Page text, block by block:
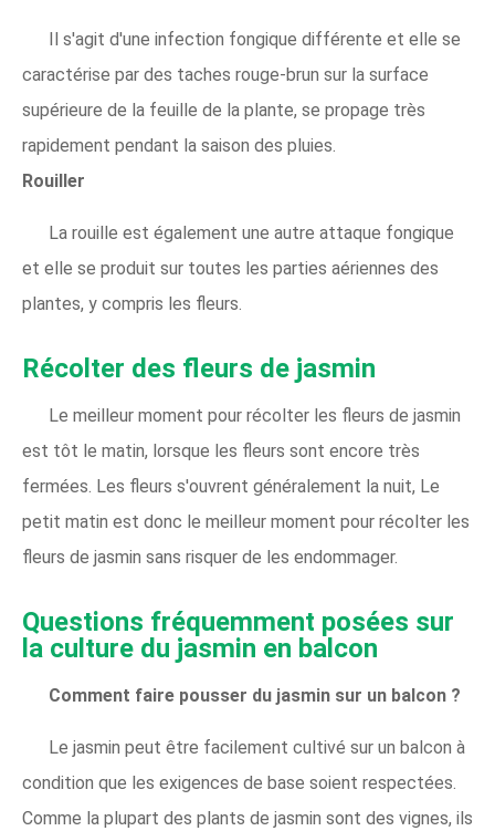
Il s'agit d'une infection fongique différente et elle se
caractérise par des taches rouge-brun sur la surface
supérieure de la feuille de la plante, se propage très
rapidement pendant la saison des pluies.
Rouiller
La rouille est également une autre attaque fongique
et elle se produit sur toutes les parties aériennes des
plantes, y compris les fleurs.
Récolter des fleurs de jasmin
Le meilleur moment pour récolter les fleurs de jasmin
est tôt le matin, lorsque les fleurs sont encore très
fermées. Les fleurs s'ouvrent généralement la nuit, Le
petit matin est donc le meilleur moment pour récolter les
fleurs de jasmin sans risquer de les endommager.
Questions fréquemment posées sur
la culture du jasmin en balcon
Comment faire pousser du jasmin sur un balcon ?
Le jasmin peut être facilement cultivé sur un balcon à
condition que les exigences de base soient respectées.
Comme la plupart des plants de jasmin sont des vignes, ils